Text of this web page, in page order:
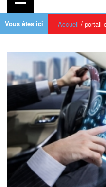
Vous êtes ici Accueil / portail